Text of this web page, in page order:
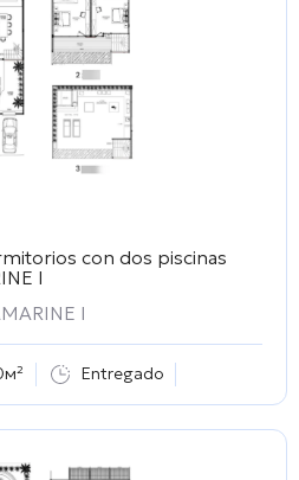
con dos piscinas
I
I
Entregado